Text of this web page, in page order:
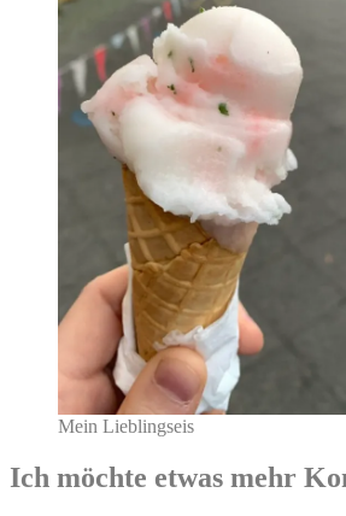
Mein Lieblingseis
Ich möchte etwas mehr